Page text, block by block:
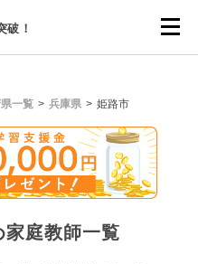
破！
一覧 兵庫県 姫路市
家庭教師一覧